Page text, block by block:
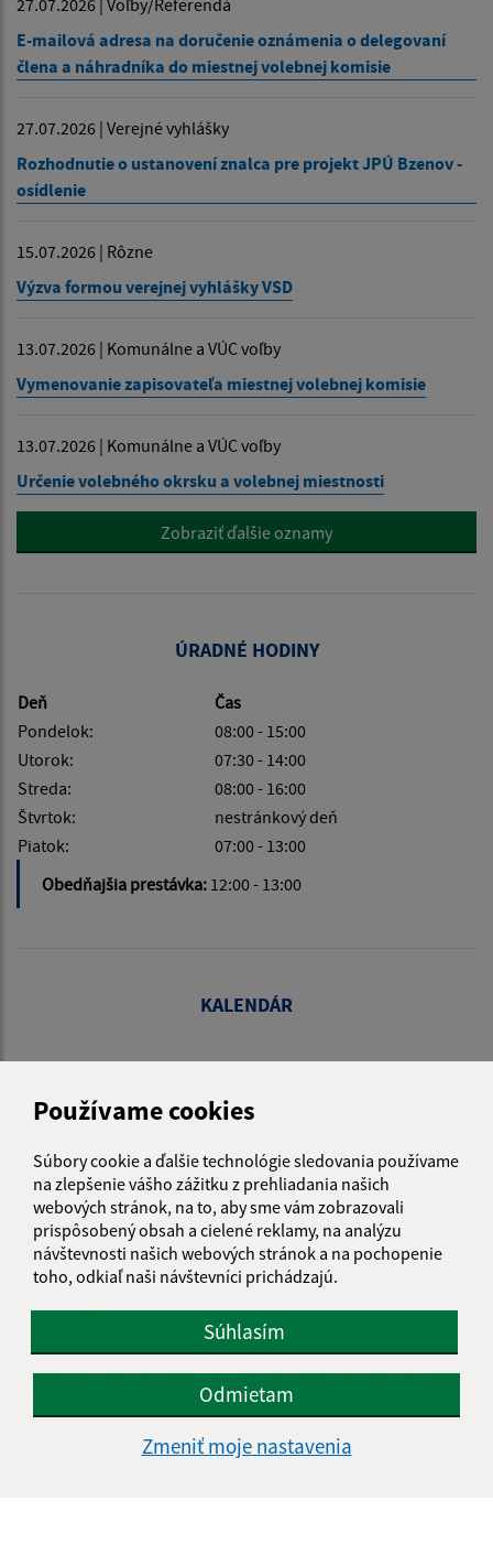
Používame cookies
Súbory cookie a ďalšie technológie sledovania používame
na zlepšenie vášho zážitku z prehliadania našich
webových stránok, na to, aby sme vám zobrazovali
prispôsobený obsah a cielené reklamy, na analýzu
návštevnosti našich webových stránok a na pochopenie
toho, odkiaľ naši návštevníci prichádzajú.
Súhlasím
Odmietam
Zmeniť moje nastavenia
E-mailová adresa na doručenie oznámenia o delegovaní
člena a náhradníka do miestnej volebnej komisie
27.07.2026 | Verejné vyhlášky
Rozhodnutie o ustanovení znalca pre projekt JPÚ Bzenov -
osídlenie
15.07.2026 | Rôzne
Výzva formou verejnej vyhlášky VSD
13.07.2026 | Komunálne a VÚC voľby
Vymenovanie zapisovateľa miestnej volebnej komisie
13.07.2026 | Komunálne a VÚC voľby
Určenie volebného okrsku a volebnej miestnosti
Zobraziť ďalšie oznamy
ÚRADNÉ HODINY
Deň
Čas
Pondelok:
08:00 - 15:00
Utorok:
07:30 - 14:00
Streda:
08:00 - 16:00
Štvrtok:
nestránkový deň
Piatok:
07:00 - 13:00
Obedňajšia prestávka: 12:00 - 13:00
KALENDÁR
AUGUST 2026
PO UT ST ŠT PI SO NE
01
03 04 06 07 08
10 11 12 13 14
20
24 25 26 27 28 29 30